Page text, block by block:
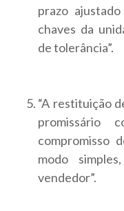
prazo
chaves da
de tolerância”.
“A restituição
promissário
compromisso
modo
vendedor”.